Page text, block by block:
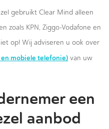
gebruikt Clear Mind alleen
zoals KPN, Ziggo-Vodafone en
op! Wij adviseren u ook over
mobiele telefonie) van uw
een
aanbod